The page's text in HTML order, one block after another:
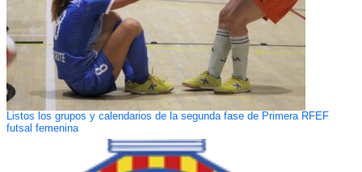
Listos los grupos y calendarios de la segunda fase de Primera RFEF
futsal femenina